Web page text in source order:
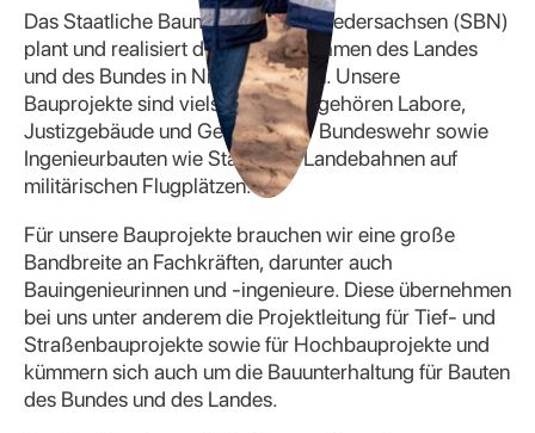
Das Staatliche Baumanagement Niedersachsen (SBN)
plant und realisiert die Baumaßnahmen des Landes
und des Bundes in Niedersachsen. Unsere
Bauprojekte sind vielseitig. Dazu gehören Labore,
Justizgebäude und Gebäude der Bundeswehr sowie
Ingenieurbauten wie Start- und Landebahnen auf
militärischen Flugplätzen.
Für unsere Bauprojekte brauchen wir eine große
Bandbreite an Fachkräften, darunter auch
Bauingenieurinnen und -ingenieure. Diese übernehmen
bei uns unter anderem die Projektleitung für Tief- und
Straßenbauprojekte sowie für Hochbauprojekte und
kümmern sich auch um die Bauunterhaltung für Bauten
des Bundes und des Landes.